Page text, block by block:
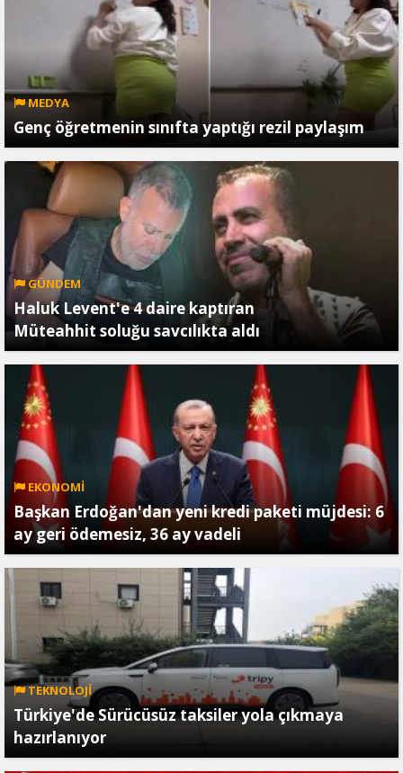
MEDYA
Genç öğretmenin sınıfta yaptığı rezil paylaşım
GÜNDEM
Haluk Levent'e 4 daire kaptıran
Müteahhit soluğu savcılıkta aldı
EKONOMİ
Başkan Erdoğan'dan yeni kredi paketi müjdesi: 6
ay geri ödemesiz, 36 ay vadeli
TEKNOLOJİ
Türkiye'de Sürücüsüz taksiler yola çıkmaya
hazırlanıyor